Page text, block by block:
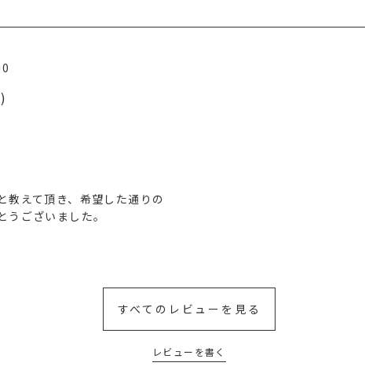
教えて頂き、希望した通りの
ございました。
すべてのレビューを見る
レビューを書く